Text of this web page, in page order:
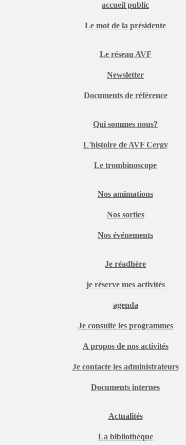
accueil public
Le mot de la présidente
Le réseau AVF
Newsletter
Documents de référence
Qui sommes nous?
L'histoire de AVF Cergy
Le trombinoscope
Nos amimations
Nos sorties
Nos événements
Je réadhère
je réserve mes activités
agenda
Je consulte les programmes
A propos de nos activités
Je contacte les administrateurs
Documents internes
Actualités
La bibliothèque